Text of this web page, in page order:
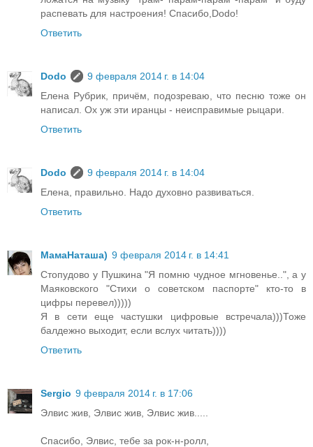
распевать для настроения! Спасибо,Dodo!
Ответить
Dodo
9 февраля 2014 г. в 14:04
Елена Рубрик, причём, подозреваю, что песню тоже он
написал. Ох уж эти иранцы - неисправимые рыцари.
Ответить
Dodo
9 февраля 2014 г. в 14:04
Елена, правильно. Надо духовно развиваться.
Ответить
МамаНаташа) 9 февраля 2014 г. в 14:41
Стопудово у Пушкина "Я помню чудное мгновенье..", а у
Маяковского "Стихи о советском паспорте" кто-то в
цифры перевел)))))
Я в сети еще частушки цифровые встречала)))Тоже
балдежно выходит, если вслух читать))))
Ответить
Sergio 9 февраля 2014 г. в 17:06
Элвис жив, Элвис жив, Элвис жив.....
Спасибо, Элвис, тебе за рок-н-ролл,